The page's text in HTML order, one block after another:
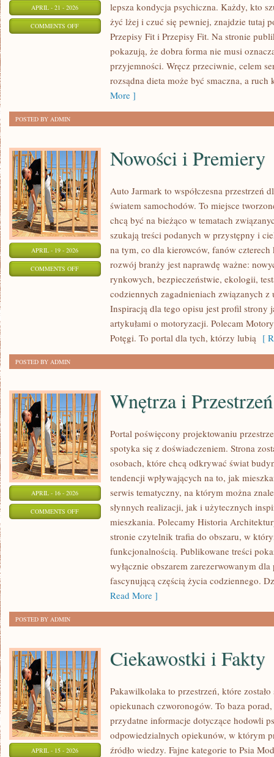
APRIL - 21 - 2026
COMMENTS OFFON
lepsza kondycja psychiczna. Każdy, kto
żyć lżej i czuć się pewniej, znajdzie tutaj
Przepisy Fit i Przepisy Fit. Na stronie
pokazują, że dobra forma nie musi
przyjemności. Wręcz przeciwnie, celem
rozsądna dieta może być smaczna, a ruch
More ]
POSTED BY ADMIN
APRIL - 19 - 2026
COMMENTS OFFON
Nowości i Premiery
Auto Jarmark to współczesna przestrzeń
światem samochodów. To miejsce
chcą być na bieżąco w tematach
szukają treści podanych w przystępny i
na tym, co dla kierowców, fanów czterech
rozwój branży jest naprawdę ważne:
rynkowych, bezpieczeństwie, ekologii,
codziennych zagadnieniach związanych
Inspiracją dla tego opisu jest profil strony
artykułami o motoryzacji. Polecam
Potęgi. To portal dla tych, którzy lubią [
POSTED BY ADMIN
APRIL - 16 - 2026
COMMENTS OFFON
PRZESTRZEŃ
Wnętrza i Przestrzeń
Portal poświęcony projektowaniu
spotyka się z doświadczeniem. Strona
osobach, które chcą odkrywać świat
tendencji wpływających na to, jak
serwis tematyczny, na którym można
słynnych realizacji, jak i użytecznych
mieszkania. Polecamy Historia
stronie czytelnik trafia do obszaru, w
funkcjonalnością. Publikowane treści
wyłącznie obszarem zarezerwowanym
fascynującą częścią życia codziennego.
Read More ]
POSTED BY ADMIN
APRIL - 15 - 2026
Ciekawostki i Fakty
Pakawilkolaka to przestrzeń, które
opiekunach czworonogów. To baza
przydatne informacje dotyczące hodowli
odpowiedzialnych opiekunów, w którym
źródło wiedzy. Fajne kategorie to Psia